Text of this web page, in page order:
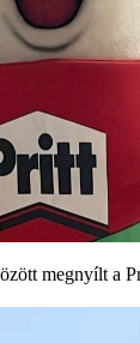
megnyílt a